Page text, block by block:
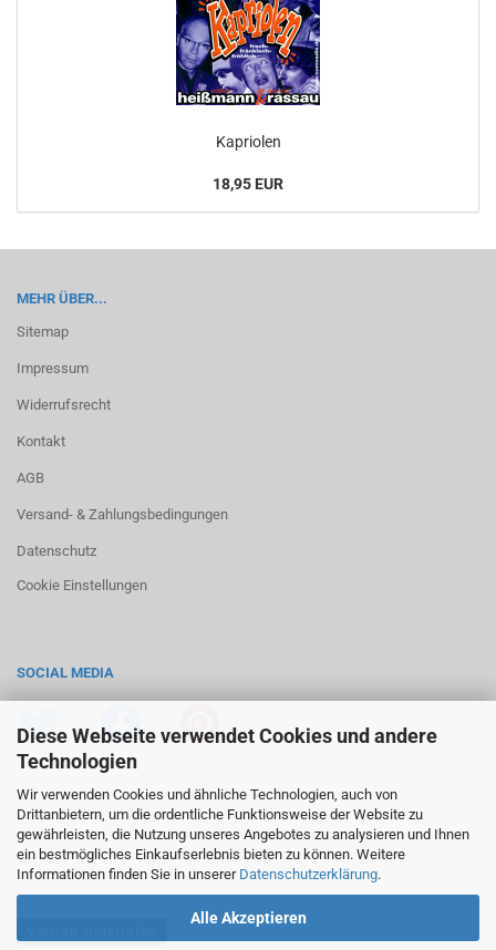
Diese Webseite verwendet Cookies und andere
Technologien
Wir verwenden Cookies und ähnliche Technologien, auch von
Drittanbietern, um die ordentliche Funktionsweise der Website zu
gewährleisten, die Nutzung unseres Angebotes zu analysieren und Ihnen
ein bestmögliches Einkaufserlebnis bieten zu können. Weitere
Informationen finden Sie in unserer Datenschutzerklärung.
Alle Akzeptieren
Ka­prio­len
18,95 EUR
MEHR ÜBER...
Sitemap
Impressum
Widerrufsrecht
Kontakt
AGB
Versand- & Zahlungsbedingungen
Datenschutz
Cookie Einstellungen
SOCIAL MEDIA